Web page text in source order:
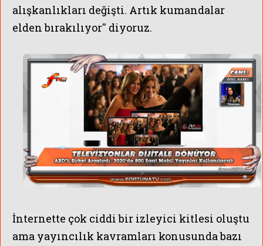
alışkanlıkları değişti. Artık kumandalar
elden bırakılıyor'' diyoruz.
İnternette çok ciddi bir izleyici kitlesi oluştu
ama yayıncılık kavramları konusunda bazı